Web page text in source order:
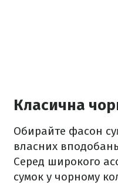
Класична
Обирайте фасон
власних
Серед широкого
сумок у чорному